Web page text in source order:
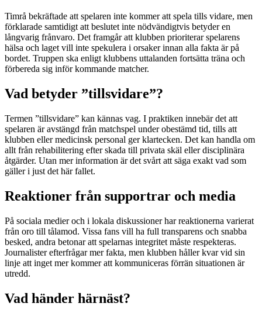
Timrå bekräftade att spelaren inte kommer att spela tills vidare, men
förklarade samtidigt att beslutet inte nödvändigtvis betyder en
långvarig frånvaro. Det framgår att klubben prioriterar spelarens
hälsa och laget vill inte spekulera i orsaker innan alla fakta är på
bordet. Truppen ska enligt klubbens uttalanden fortsätta träna och
förbereda sig inför kommande matcher.
Vad betyder ”tillsvidare”?
Termen ”tillsvidare” kan kännas vag. I praktiken innebär det att
spelaren är avstängd från matchspel under obestämd tid, tills att
klubben eller medicinsk personal ger klartecken. Det kan handla om
allt från rehabilitering efter skada till privata skäl eller disciplinära
åtgärder. Utan mer information är det svårt att säga exakt vad som
gäller i just det här fallet.
Reaktioner från supportrar och media
På sociala medier och i lokala diskussioner har reaktionerna varierat
från oro till tålamod. Vissa fans vill ha full transparens och snabba
besked, andra betonar att spelarnas integritet måste respekteras.
Journalister efterfrågar mer fakta, men klubben håller kvar vid sin
linje att inget mer kommer att kommuniceras förrän situationen är
utredd.
Vad händer härnäst?